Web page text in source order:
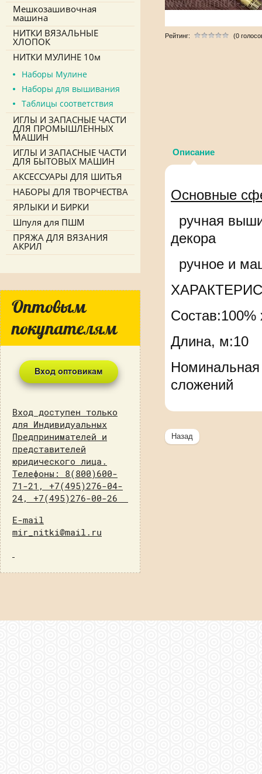
Рейтинг: (0
Описание
Основные
ручная
декора
ручное и
Состав:100%
Длина, м:10
Номинальная
сложений
Назад
Мешкозашивочная
машина
НИТКИ ВЯЗАЛЬНЫЕ
ХЛОПОК
НИТКИ МУЛИНЕ 10м
Наборы Мулине
Наборы для вышивания
Таблицы соответствия
ИГЛЫ И ЗАПАСНЫЕ ЧАСТИ
ДЛЯ ПРОМЫШЛЕННЫХ
МАШИН
ИГЛЫ И ЗАПАСНЫЕ ЧАСТИ
ДЛЯ БЫТОВЫХ МАШИН
АКСЕССУАРЫ ДЛЯ ШИТЬЯ
НАБОРЫ ДЛЯ ТВОРЧЕСТВА
ЯРЛЫКИ И БИРКИ
Шпуля для ПШМ
ПРЯЖА ДЛЯ ВЯЗАНИЯ
АКРИЛ
Оптовым
покупателям
Вход доступен только
для Индивидуальных
Предпринимателей и
представителей
юридического лица.
Телефоны: 8(800)600-
71-21, +7(495)276-04-
24, +7(495)276-00-26
E-mail
mir_nitki@mail.ru